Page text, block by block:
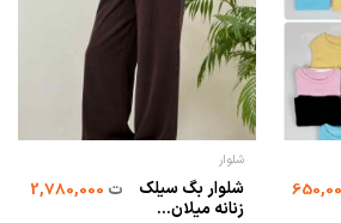
شلوار
شلوار بگ سیلک
زنانه میلان...
ت2,780,000